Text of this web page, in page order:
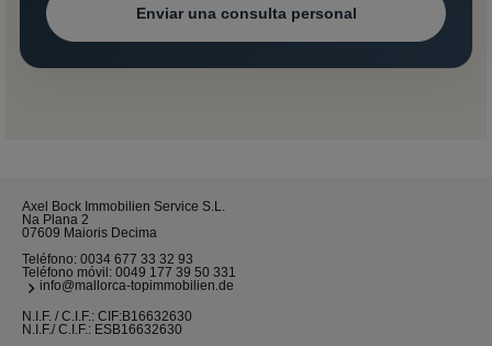
Enviar una consulta personal
Axel Bock Immobilien Service S.L.
Na Plana 2
07609 Maioris Decima
Teléfono: 0034 677 33 32 93
Teléfono móvil: 0049 177 39 50 331
info@mallorca-topimmobilien.de
N.I.F. / C.I.F.: CIF:B16632630
N.I.F./ C.I.F.: ESB16632630